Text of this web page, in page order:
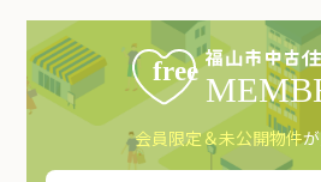
会員限定＆未公開物件